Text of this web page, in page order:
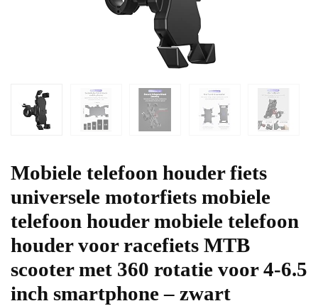
Mobiele telefoon houder fiets
universele motorfiets mobiele
telefoon houder mobiele telefoon
houder voor racefiets MTB
scooter met 360 rotatie voor 4-6.5
inch smartphone – zwart